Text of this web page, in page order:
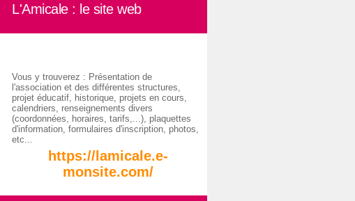
L'Amicale : le site web
Vous y trouverez : Présentation de
l'association et des différentes structures,
projet éducatif, historique, projets en cours,
calendriers, renseignements divers
(coordonnées, horaires, tarifs,...), plaquettes
d'information, formulaires d'inscription, photos,
etc...
https://lamicale.e-
monsite.com/